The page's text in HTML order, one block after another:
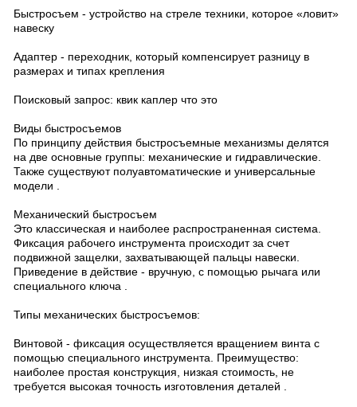
Быстросъем - устройство на стреле техники, которое «ловит»
навеску
Адаптер - переходник, который компенсирует разницу в
размерах и типах крепления
Поисковый запрос: квик каплер что это
Виды быстросъемов
По принципу действия быстросъемные механизмы делятся
на две основные группы: механические и гидравлические.
Также существуют полуавтоматические и универсальные
модели .
Механический быстросъем
Это классическая и наиболее распространенная система.
Фиксация рабочего инструмента происходит за счет
подвижной защелки, захватывающей пальцы навески.
Приведение в действие - вручную, с помощью рычага или
специального ключа .
Типы механических быстросъемов:
Винтовой - фиксация осуществляется вращением винта с
помощью специального инструмента. Преимущество:
наиболее простая конструкция, низкая стоимость, не
требуется высокая точность изготовления деталей .